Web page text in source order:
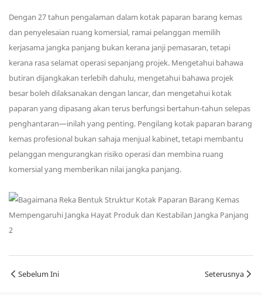
Dengan 27 tahun pengalaman dalam kotak paparan barang kemas
dan penyelesaian ruang komersial, ramai pelanggan memilih
kerjasama jangka panjang bukan kerana janji pemasaran, tetapi
kerana rasa selamat operasi sepanjang projek. Mengetahui bahawa
butiran dijangkakan terlebih dahulu, mengetahui bahawa projek
besar boleh dilaksanakan dengan lancar, dan mengetahui kotak
paparan yang dipasang akan terus berfungsi bertahun-tahun selepas
penghantaran—inilah yang penting. Pengilang kotak paparan barang
kemas profesional bukan sahaja menjual kabinet, tetapi membantu
pelanggan mengurangkan risiko operasi dan membina ruang
komersial yang memberikan nilai jangka panjang.
Sebelum Ini Seterusnya